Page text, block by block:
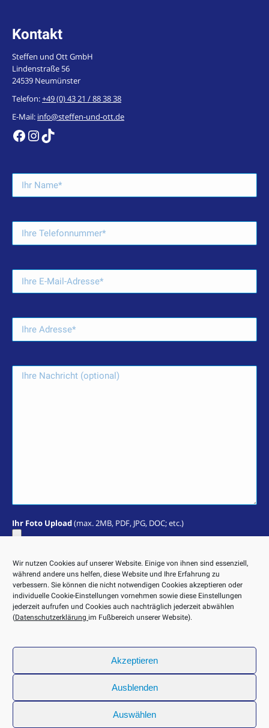
Wir nutzen Cookies auf unserer Website. Einige von ihnen sind essenziell,
während andere uns helfen, diese Website und Ihre Erfahrung zu
verbessern. Sie können die nicht notwendigen Cookies akzeptieren oder
individuelle Cookie-Einstellungen vornehmen sowie diese Einstellungen
jederzeit aufrufen und Cookies auch nachträglich jederzeit abwählen
(Datenschutzerklärung im Fußbereich unserer Website).
Akzeptieren
Ausblenden
Auswählen
Kontakt
Steffen und Ott GmbH
Lindenstraße 56
24539 Neumünster
Telefon:+49 (0) 43 21 / 88 38 38
E-Mail: info@steffen-und-ott.de
https://de-de.facebook.com/steffenundott/ InstagramTikTok
Ihr Foto Upload(max. 2MB, PDF, JPG, DOC; etc.)
Bearbeitung Ihres Anliegens verwendet werden. Weitere
Informationen und Widerrufshinweise finden Sie in der
Datenschutzerklärung. Eine Kopie Ihrer Nachricht wird an Ihre
E-Mail-Adresse geschickt.
© Steffen und Ott GmbH 2026